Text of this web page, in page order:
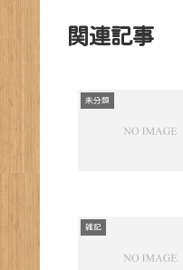
関連記事
未分類
雑記